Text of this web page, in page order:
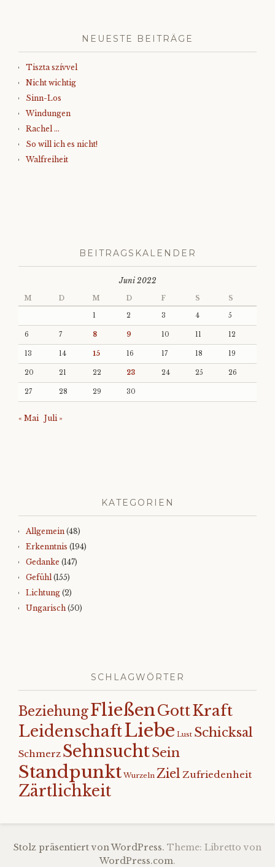
NavigationNEUESTE BEITRÄGE
Tiszta szívvel
Nicht wichtig
Sinn-Los
Windungen
Rachel …
So will ich es nicht!
Walfreiheit
BEITRAGSKALENDER
Juni 2022
M D M D F S S
1 2 3 4 5
6 7 8 9 10 11 12
13 14 15 16 17 18 19
20 21 22 23 24 25 26
27 28 29 30
« Mai Juli »
KATEGORIEN
Allgemein (48)
Erkenntnis (194)
Gedanke (147)
Gefühl(155)
Lichtung (2)
Ungarisch (50)
SCHLAGWÖRTER
BeziehungFließenGottKraft
LeidenschaftLiebe Lust Schicksal
Schmerz SehnsuchtSein
Standpunkt Wurzeln Ziel Zufriedenheit
Zärtlichkeit
Stolz präsentiert von WordPress. Theme: Libretto von
WordPress.com.